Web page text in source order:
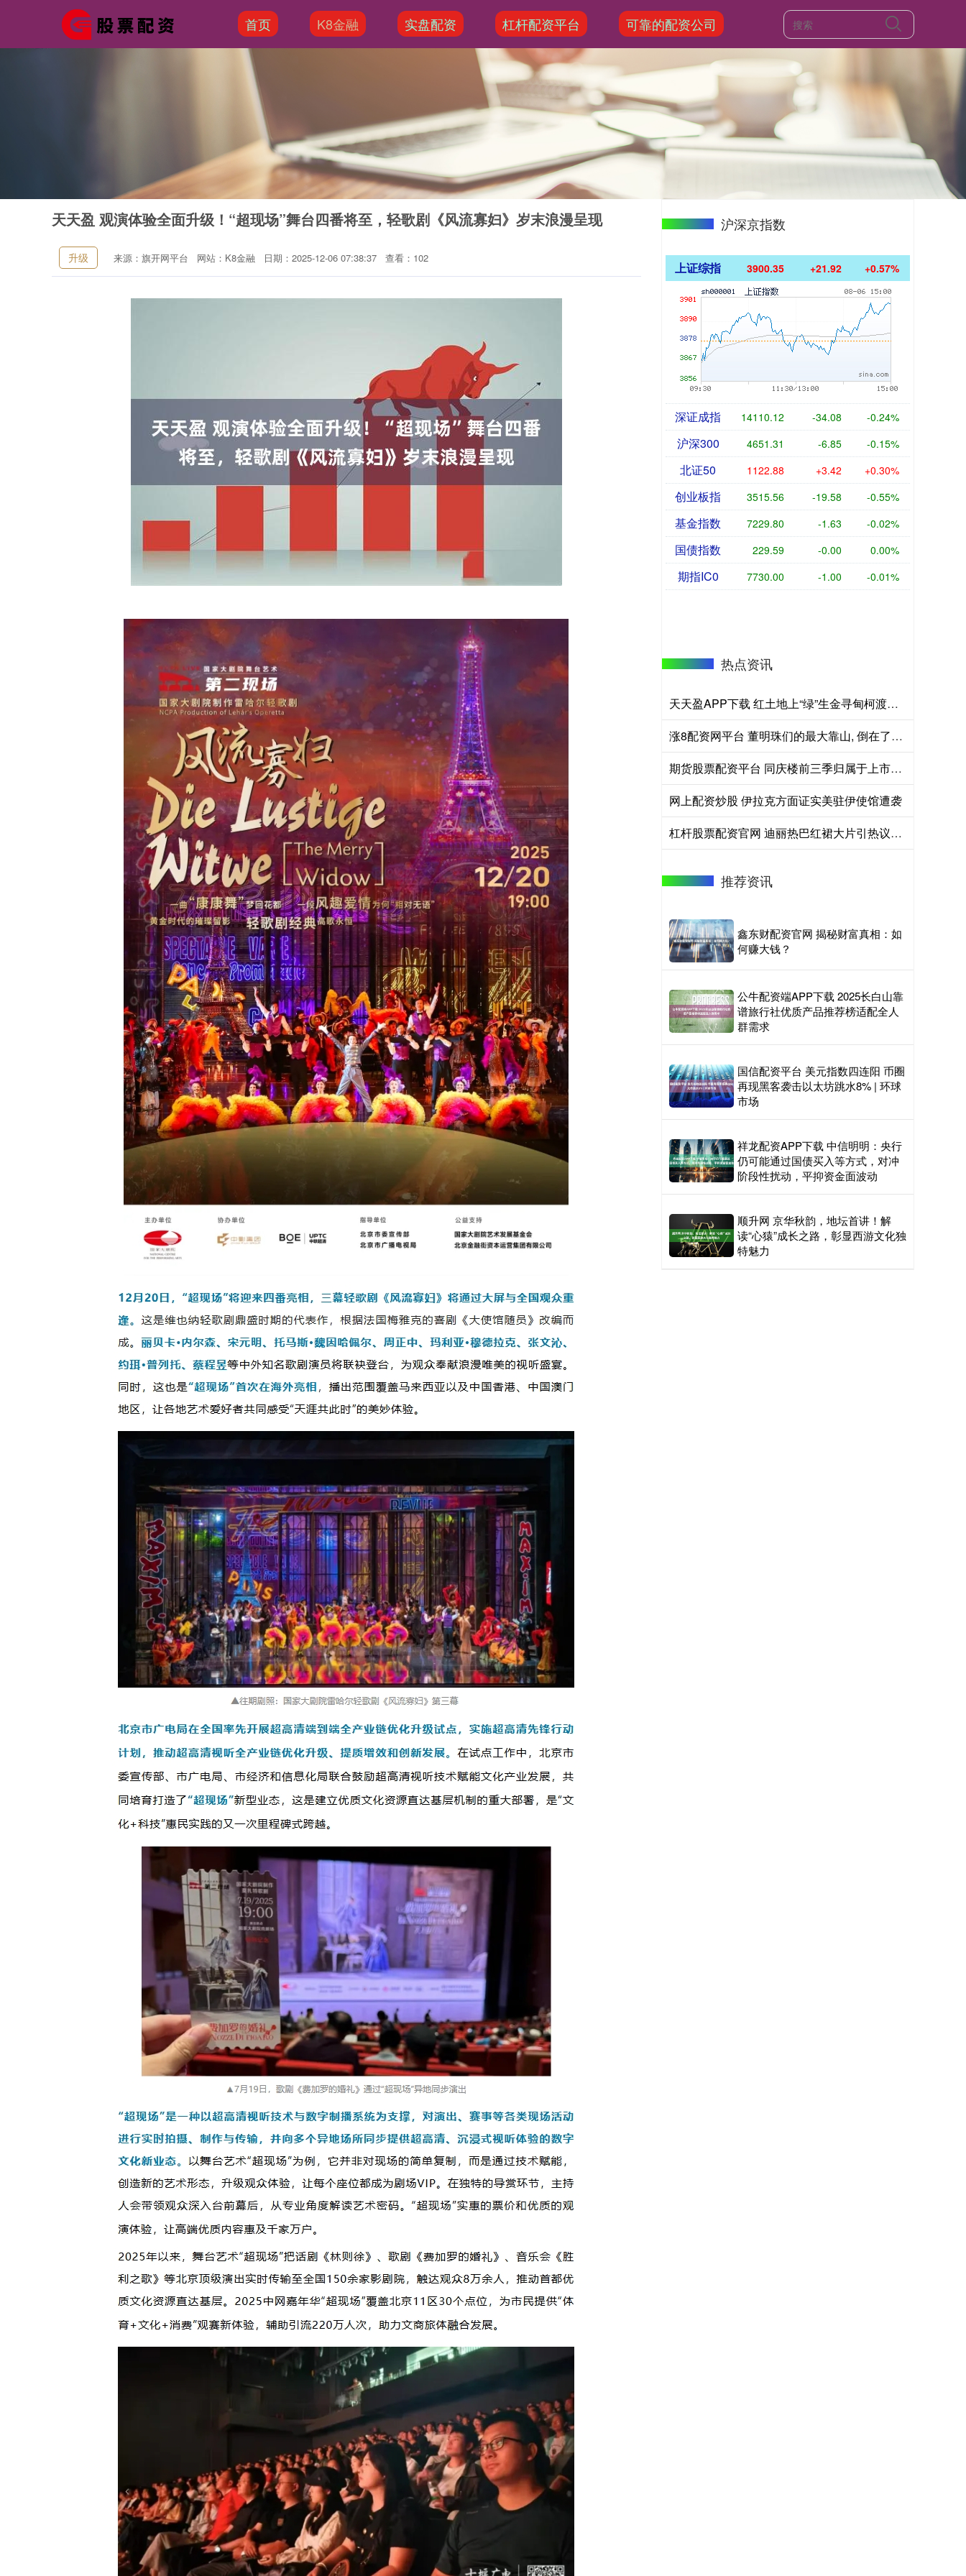
首页 K8金融 实盘配资 杠杆配资平台 可靠的配资公司
天天盈 观演体验全面升级！“超现场”舞台四番将至，轻歌剧《风流寡妇》岁末浪漫呈现
升级 来源：旗开网平台 网站：K8金融 日期：2025-12-06 07:38:37 查看：102
沪深京指数
上证综指 3900.35 +21.92 +0.57%
深证成指 14110.12 -34.08 -0.24%
沪深300 4651.31 -6.85 -0.15%
北证50 1122.88 +3.42 +0.30%
创业板指 3515.56 -19.58 -0.55%
基金指数 7229.80 -1.63 -0.02%
国债指数 229.59 -0.00 0.00%
期指IC0 7730.00 -1.00 -0.01%
热点资讯
天天盈APP下载 红土地上“绿”生金寻甸柯渡夏季乡村游升温
涨8配资网平台 董明珠们的最大靠山, 倒在了2025
期货股票配资平台 同庆楼前三季归属于上市公司股东的净利润同比减少63.79%
网上配资炒股 伊拉克方面证实美驻伊使馆遭袭
杠杆股票配资官网 迪丽热巴红裙大片引热议，明艳造型封“内娱红裙天花板”
推荐资讯
鑫东财配资官网 揭秘财富真相：如
何赚大钱？
公牛配资端APP下载 2025长白山靠
谱旅行社优质产品推荐榜适配全人
群需求
国信配资平台 美元指数四连阳 币圈
再现黑客袭击以太坊跳水8% | 环球
市场
祥龙配资APP下载 中信明明：央行
仍可能通过国债买入等方式，对冲
阶段性扰动，平抑资金面波动
顺升网 京华秋韵，地坛首讲！解
读“心猿”成长之路，彰显西游文化独
特魅力